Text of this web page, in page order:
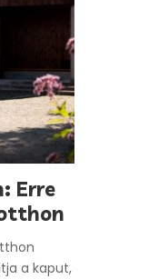
Erre
a kaput,